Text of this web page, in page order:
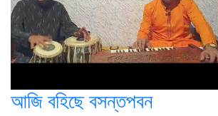
আজি বহিছে বসন্তপবন